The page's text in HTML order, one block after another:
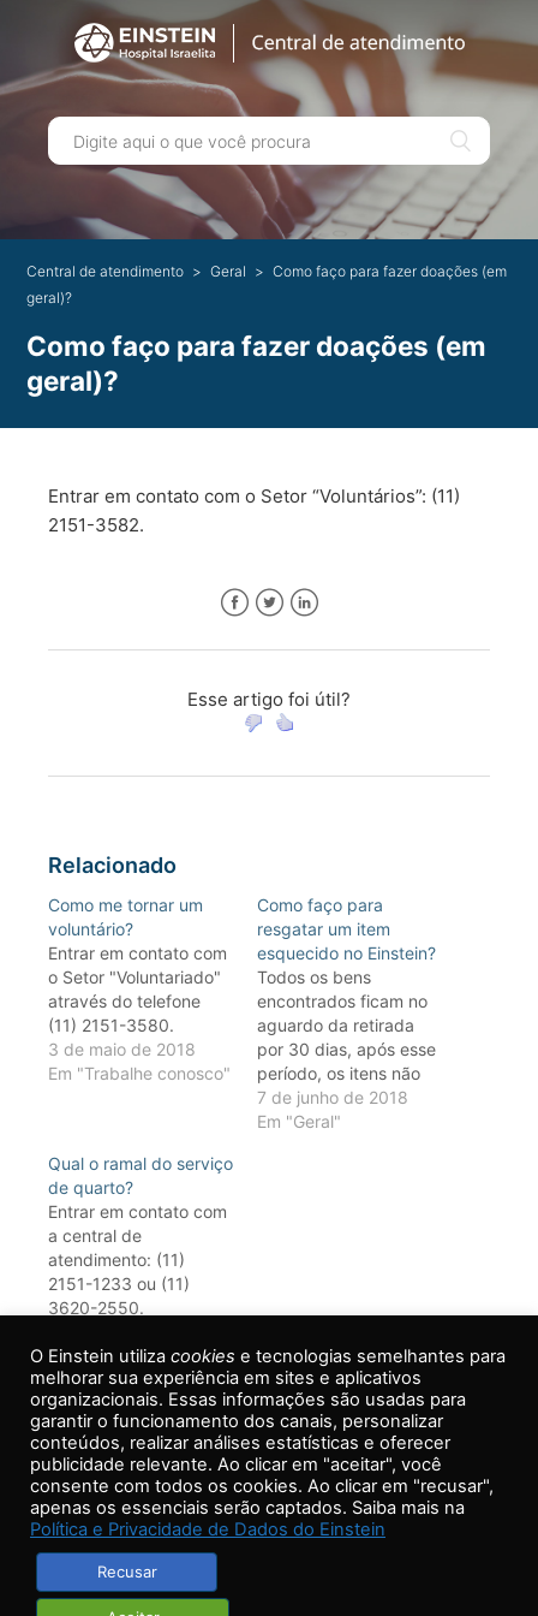
Central de atendimento Geral
Como faço para fazer doações (em
geral)?
Como faço para fazer doações (em
geral)?
Entrar em contato com o Setor “Voluntários”: (11)
2151-3582.
Esse artigo foi útil?
Relacionado
Como me tornar um
voluntário?
Entrar em contato com
o Setor "Voluntariado"
através do telefone
(11) 2151-3580.
3 de maio de 2018
Em "Trabalhe conosco"
Como faço para
resgatar um item
esquecido no Einstein?
Todos os bens
encontrados ficam no
aguardo da retirada
por 30 dias, após esse
período, os itens não
reclamados são
encaminhados para
7 de junho de 2018
Em "Geral"
Qual o ramal do serviço
de quarto?
Entrar em contato com
a central de
atendimento: (11)
2151-1233 ou (11)
3620-2550.
Em "Geral"
Voltar ao topo
Não achou o que procurava? Tire suas dúvidas
direto com nosso
O Einstein utiliza cookies e tecnologias semelhantes para
melhorar sua experiência em sites e aplicativos
organizacionais. Essas informações são usadas para
garantir o funcionamento dos canais, personalizar
conteúdos, realizar análises estatísticas e oferecer
publicidade relevante. Ao clicar em "aceitar", você
consente com todos os cookies. Ao clicar em "recusar",
apenas os essenciais serão captados. Saiba mais na
Política e Privacidade de Dados do Einstein
Recusar